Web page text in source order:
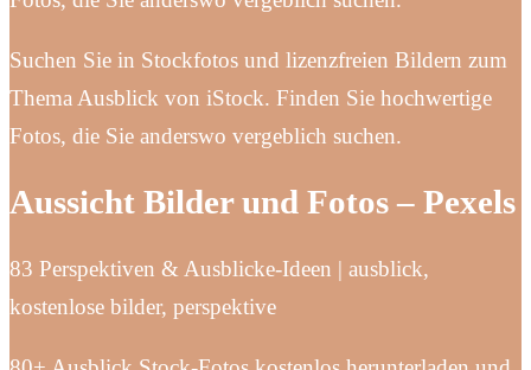
Suchen Sie in Stockfotos und lizenzfreien Bildern zum
Thema Ausblick von iStock. Finden Sie hochwertige
Fotos, die Sie anderswo vergeblich suchen.
Aussicht Bilder und Fotos – Pexels
83 Perspektiven & Ausblicke-Ideen | ausblick,
kostenlose bilder, perspektive